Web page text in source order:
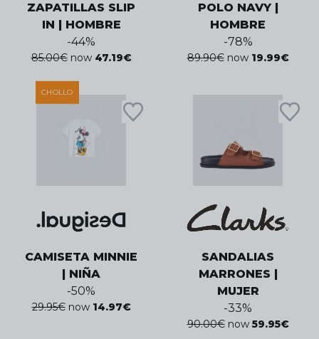
ZAPATILLAS SLIP
IN | HOMBRE
-44%
85.00€ now 47.19€
POLO NAVY |
HOMBRE
-78%
89.90€ now 19.99€
CHOLLO
CAMISETA MINNIE
| NIÑA
-50%
29.95€ now 14.97€
SANDALIAS
MARRONES |
MUJER
-33%
90.00€ now 59.95€